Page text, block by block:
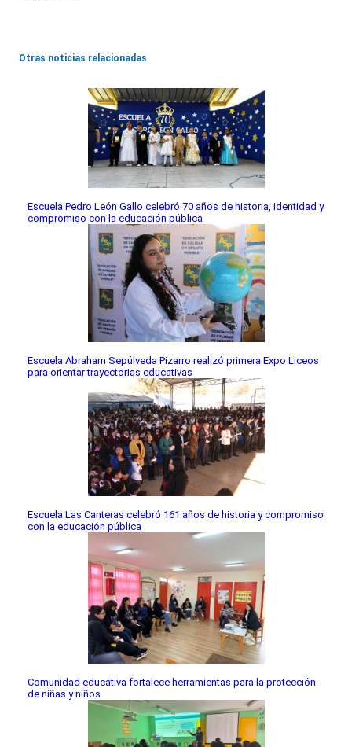
Otras noticias relacionadas
Escuela Pedro León Gallo celebró 70 años de historia, identidad y
compromiso con la educación pública
Escuela Abraham Sepúlveda Pizarro realizó primera Expo Liceos
para orientar trayectorias educativas
Escuela Las Canteras celebró 161 años de historia y compromiso
con la educación pública
Comunidad educativa fortalece herramientas para la protección
de niñas y niños